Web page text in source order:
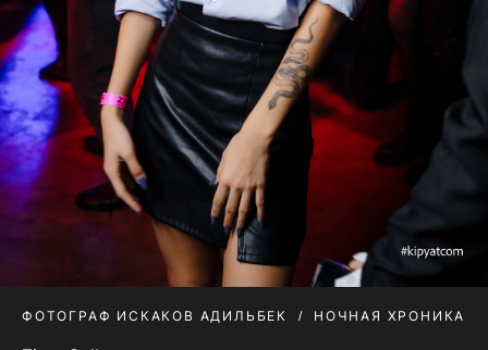
ФОТОГРАФ ИСКАКОВ АДИЛЬБЕК НОЧНАЯ ХРОНИКА